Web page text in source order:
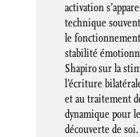
activation
technique
le
stabilité
Shapiro sur la
l’écriture
et au traitement
dynamique pour
découverte de soi.